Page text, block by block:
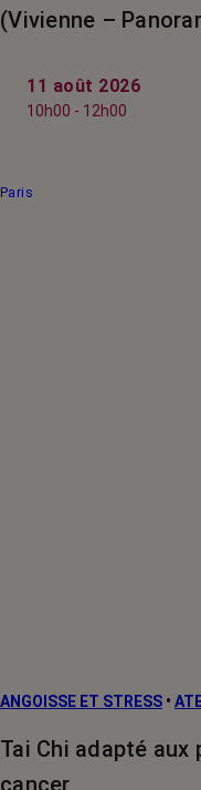
(Vivienne –
11 août 2026
10h00 - 12h00
Paris
ANGOISSE ET STRESS •
Tai Chi adapté